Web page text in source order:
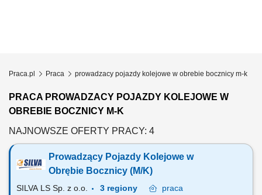
Praca.pl Praca prowadzacy pojazdy kolejowe w obrebie bocznicy m-k
PRACA PROWADZACY POJAZDY KOLEJOWE W
OBREBIE BOCZNICY M-K
NAJNOWSZE OFERTY PRACY: 4
Prowadzący Pojazdy Kolejowe w
Obrębie Bocznicy (M/K)
SILVA LS Sp. z o.o.
praca